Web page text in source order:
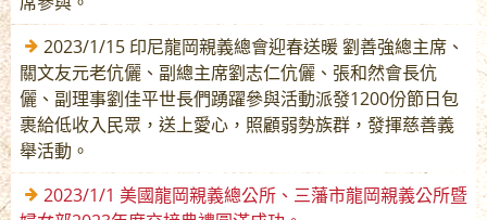
2023/1/15 印尼龍岡親義總會迎春送暖 劉善強總主席、
關文友元老伉儷、副總主席劉志仁伉儷、張和然會長伉
儷、副理事劉佳平世長們踴躍參與活動派發1200份節日包
裹給低收入民眾，送上愛心，照顧弱勢族群，發揮慈善義
舉活動。
2023/1/1 美國龍岡親義總公所、三藩市龍岡親義公所暨